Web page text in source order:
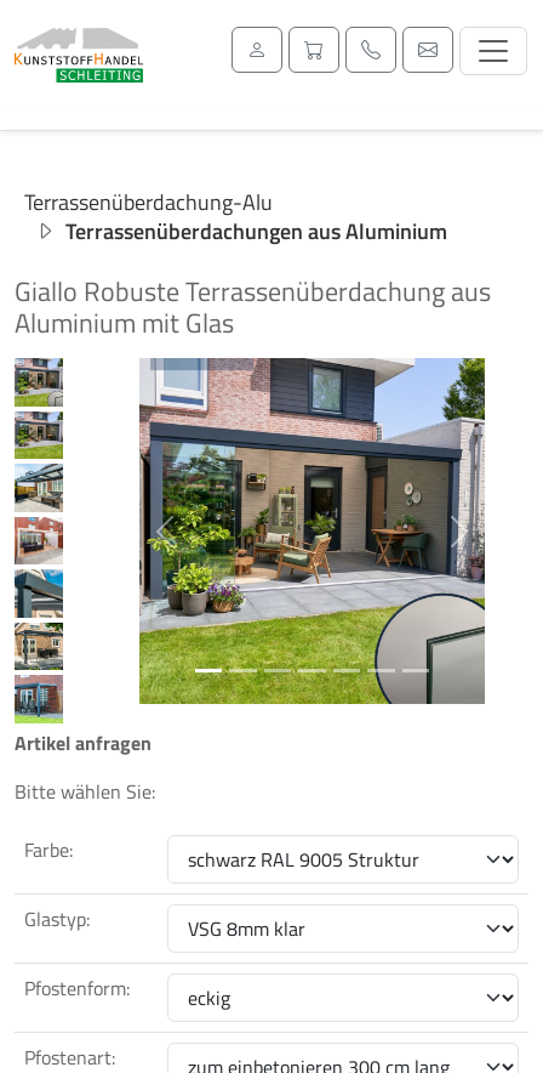
Terrassenüberdachung-Alu
Terrassenüberdachungen aus Aluminium
Giallo Robuste Terrassenüberdachung aus
Aluminium mit Glas
Previous Next
Artikel anfragen
Bitte wählen Sie:
Farbe:
Glastyp:
Pfostenform:
Pfostenart: